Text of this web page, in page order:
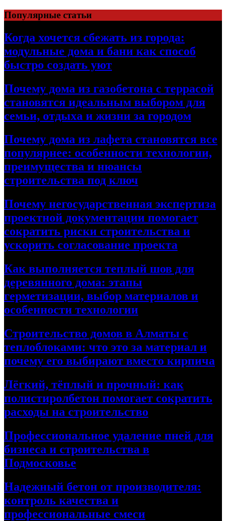
Перейти
к
содержимому
Популярные статьи
Когда хочется сбежать из города:
модульные дома и бани как способ
быстро создать уют
Почему дома из газобетона с террасой
становятся идеальным выбором для
семьи, отдыха и жизни за городом
Почему дома из лафета становятся все
популярнее: особенности технологии,
преимущества и нюансы
строительства под ключ
Почему негосударственная экспертиза
проектной документации помогает
сократить риски строительства и
ускорить согласование проекта
Как выполняется теплый шов для
деревянного дома: этапы
герметизации, выбор материалов и
особенности технологии
Строительство домов в Алматы с
теплоблоками: что это за материал и
почему его выбирают вместо кирпича
Лёгкий, тёплый и прочный: как
полистиролбетон помогает сократить
расходы на строительство
Профессиональное удаление пней для
бизнеса и строительства в
Подмосковье
Надежный бетон от производителя:
контроль качества и
профессиональные смеси